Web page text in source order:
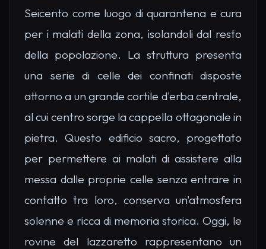
Seicento come luogo di quarantena e cura
per i malati della zona, isolandoli dal resto
della popolazione. La struttura presenta
una serie di celle dei confinati disposte
attorno a un grande cortile d'erba centrale,
al cui centro sorge la cappella ottagonale in
pietra. Questo edificio sacro, progettato
per permettere ai malati di assistere alla
messa dalle proprie celle senza entrare in
contatto tra loro, conserva un'atmosfera
solenne e ricca di memoria storica. Oggi, le
rovine del lazzaretto rappresentano un